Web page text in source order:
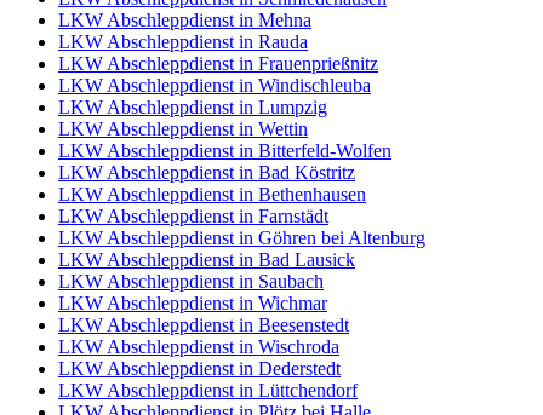
LKW Abschleppdienst in Mehna
LKW Abschleppdienst in Rauda
LKW Abschleppdienst in Frauenprießnitz
LKW Abschleppdienst in Windischleuba
LKW Abschleppdienst in Lumpzig
LKW Abschleppdienst in Wettin
LKW Abschleppdienst in Bitterfeld-Wolfen
LKW Abschleppdienst in Bad Köstritz
LKW Abschleppdienst in Bethenhausen
LKW Abschleppdienst in Farnstädt
LKW Abschleppdienst in Göhren bei Altenburg
LKW Abschleppdienst in Bad Lausick
LKW Abschleppdienst in Saubach
LKW Abschleppdienst in Wichmar
LKW Abschleppdienst in Beesenstedt
LKW Abschleppdienst in Wischroda
LKW Abschleppdienst in Dederstedt
LKW Abschleppdienst in Lüttchendorf